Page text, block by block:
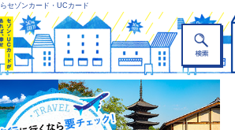
セゾンカード・UCカード